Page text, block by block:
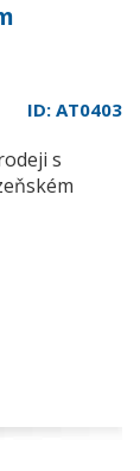
ID: AT0403
s